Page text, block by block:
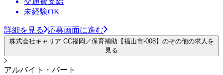
未経験OK
詳細を見る 応募画面に進む
株式会社キャリア CC福岡／保育補助【福山市-008】のその他の求人を
見る
アルバイト・パート